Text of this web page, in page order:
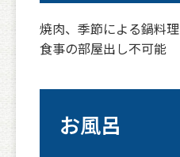
焼肉、季節による鍋料理
食事の部屋出し不可能
お風呂